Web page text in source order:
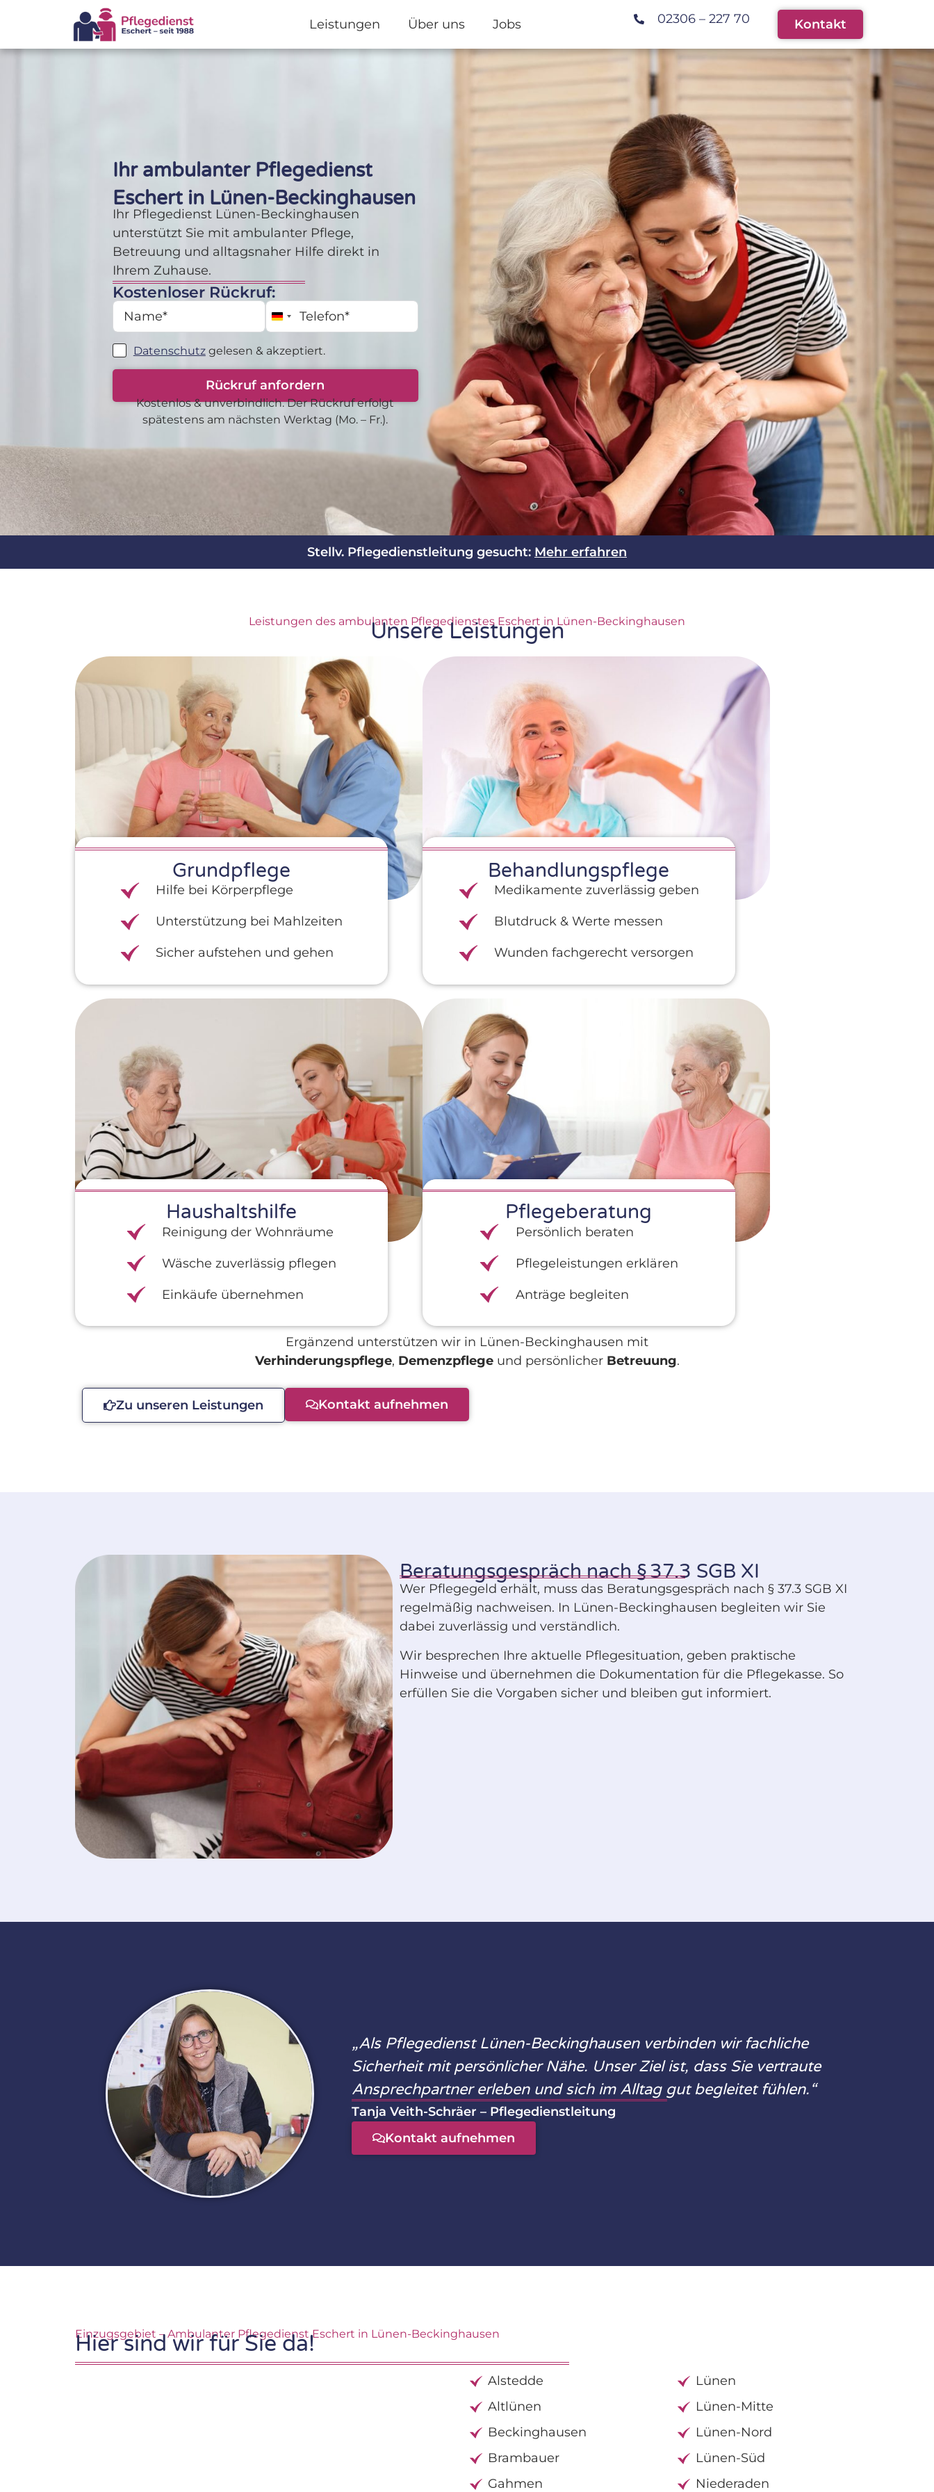
Leistungen Über uns Jobs 02306 – 227 70 Kontakt
Ihr ambulanter Pflegedienst
Eschert in Lünen-Beckinghausen
Ihr Pflegedienst Lünen-Beckinghausen
unterstützt Sie mit ambulanter Pflege,
Betreuung und alltagsnaher Hilfe direkt in
Ihrem Zuhause.
Kostenloser Rückruf:
Germany +49
Datenschutzgelesen & akzeptiert.
Rückruf anfordern
Kostenlos & unverbindlich. Der Rück­ruf erfolgt
spätestens am nächsten Werktag (Mo. – Fr.).
Stellv. Pflegedienstleitung gesucht: Mehr erfahren
Leistungen des ambulanten Pflegedienstes Eschert in Lünen-Beckinghausen
Unsere Leistungen
Grundpflege
Hilfe bei Körperpflege
Unterstützung bei Mahlzeiten
Sicher aufstehen und gehen
Behandlungspflege
Medikamente zuverlässig geben
Blutdruck & Werte messen
Wunden fachgerecht versorgen
Haushaltshilfe
Reinigung der Wohnräume
Wäsche zuverlässig pflegen
Einkäufe übernehmen
Pflegeberatung
Persönlich beraten
Pflegeleistungen erklären
Anträge begleiten
Ergänzend unterstützen wir in Lünen-Beckinghausen mit
Verhinderungspflege, Demenzpflegeund persönlicher Betreuung.
Zu unseren Leistungen Kontakt aufnehmen
Beratungsgespräch nach § 37.3 SGB XI
Wer Pflegegeld erhält, muss das Beratungsgespräch nach § 37.3 SGB XI
regelmäßig nachweisen. In Lünen-Beckinghausen begleiten wir Sie
dabei zuverlässig und verständlich.
Wir besprechen Ihre aktuelle Pflegesituation, geben praktische
Hinweise und übernehmen die Dokumentation für die Pflegekasse. So
erfüllen Sie die Vorgaben sicher und bleiben gut informiert.
„Als Pflegedienst Lünen-Beckinghausen verbinden wir fachliche
Sicherheit mit persönlicher Nähe. Unser Ziel ist, dass Sie vertraute
Ansprechpartner erleben und sich im Alltag gut begleitet fühlen.“
Tanja Veith-Schräer – Pflegedienstleitung
Kontakt aufnehmen
Einzugsgebiet – Ambulanter Pflegedienst Eschert in Lünen-Beckinghausen
Hier sind wir für Sie da!
Alstedde
Altlünen
Beckinghausen
Brambauer
Gahmen
Lünen
Lünen-Mitte
Lünen-Nord
Lünen-Süd
Niederaden